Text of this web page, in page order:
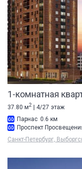
1-комнатная
37.80 м2
| 4/27 этаж
Парнас 0.6 км
Проспект
Санкт-Петербург,